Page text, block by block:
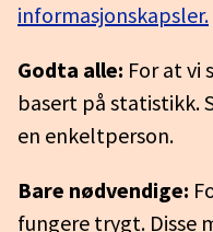
informasjonskapsler.
Godta alle: For at vi
basert på statistikk.
en enkeltperson.
Bare nødvendige:
fungere trygt. Disse